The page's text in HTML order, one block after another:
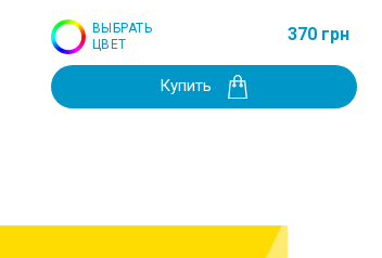
ВЫБРАТЬ
ЦВЕТ
370 грн
Купить